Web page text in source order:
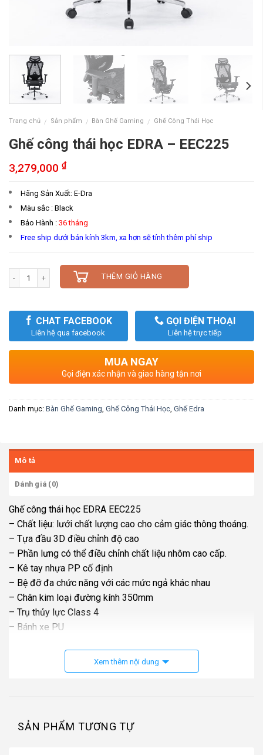
Trang chủ / Sản phẩm / Bàn Ghế Gaming / Ghế Công Thái Học
Ghế công thái học EDRA – EEC225
3,279,000 ₫
Hãng Sản Xuất: E-Dra
Màu sắc : Black
Bảo Hành : 36 tháng
Free ship dưới bán kính 3km, xa hơn sẽ tính thêm phí ship
Số lượng THÊM GIỎ HÀNG
CHAT FACEBOOK
Liên hệ qua facebook
GỌI ĐIỆN THOẠI
Liên hệ trực tiếp
MUA NGAY
Gọi điện xác nhận và giao hàng tận nơi
Danh mục: Bàn Ghế Gaming, Ghế Công Thái Học, Ghế Edra
Mô tả
Đánh giá (0)
Ghế công thái học EDRA EEC225
– Chất liệu: lưới chất lượng cao cho cảm giác thông thoáng.
– Tựa đầu 3D điều chỉnh độ cao
– Phần lưng có thể điều chỉnh chất liệu nhôm cao cấp.
– Kê tay nhựa PP cố định
– Bệ đỡ đa chức năng với các mức ngả khác nhau
– Chân kim loại đường kính 350mm
– Trụ thủy lực Class 4
– Bánh xe PU
– Cân nặng: không hộp 17.6kg, cả hộp 19.1kg
– Màu sắc: Black
những ai thường xuyên làm việc, học tập hoặc giải trí trong
Xem thêm nội dung
SẢN PHẨM TƯƠNG TỰ